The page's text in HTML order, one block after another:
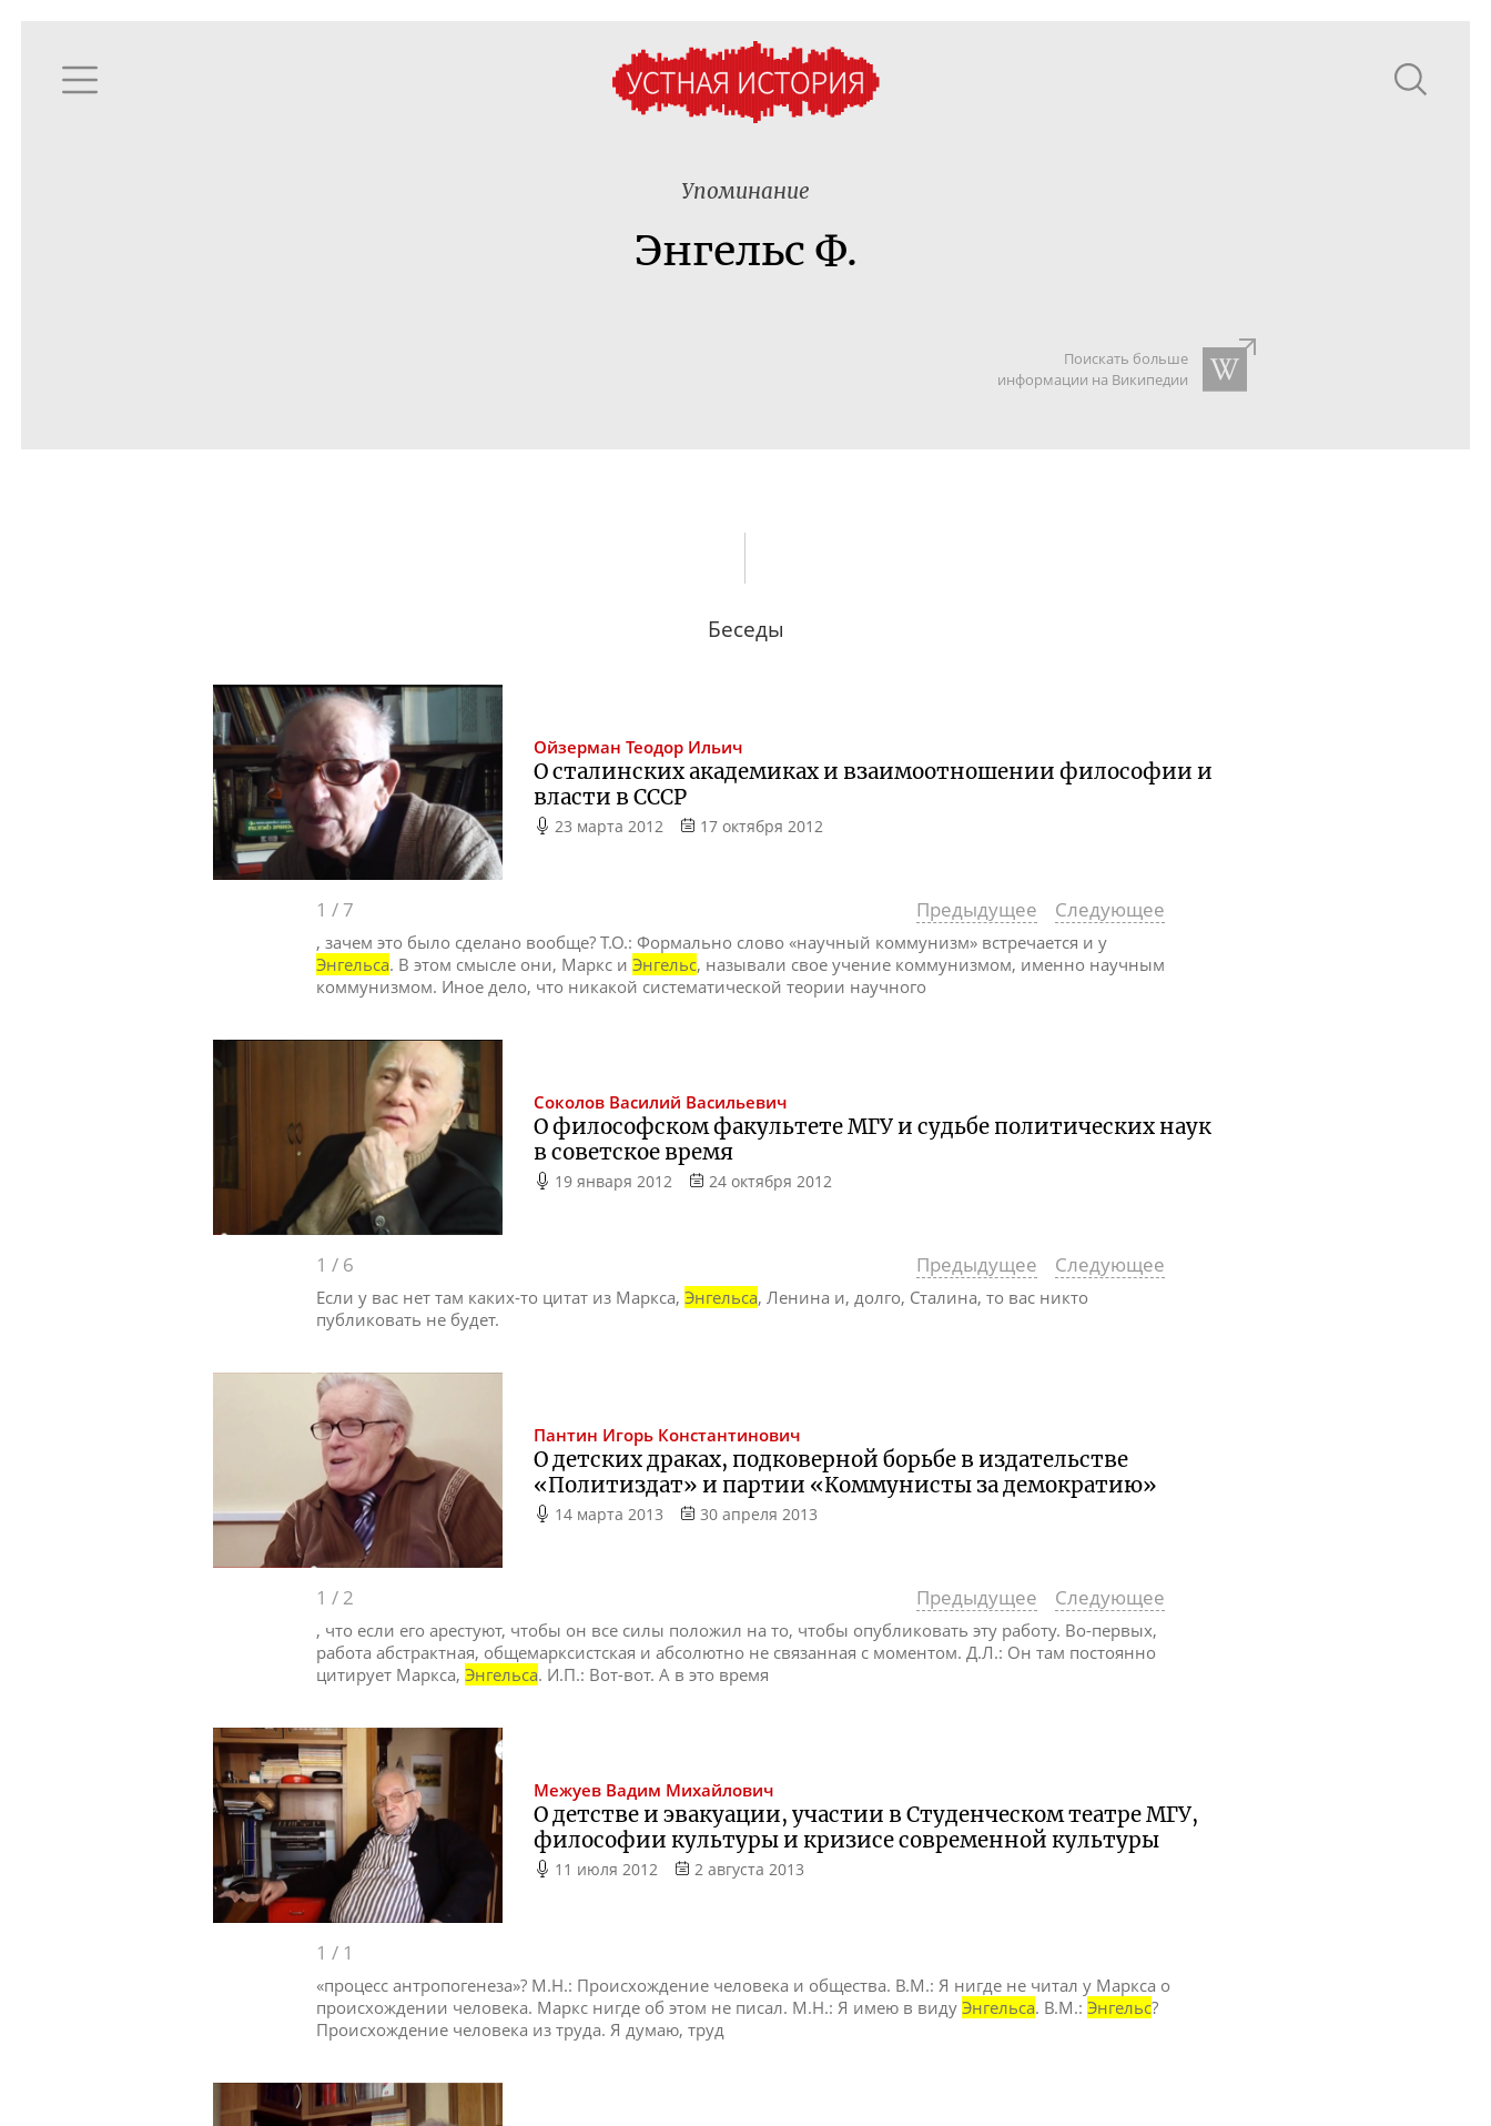
Упоминание
Энгельс Ф.
Поискать больше
информации на Википедии
Беседы
Ойзерман Теодор Ильич
О сталинских академиках и взаимоотношении философии и
власти в СССР
23 марта 2012 17 октября 2012
1 / 7 Предыдущее Следующее
, зачем это было сделано вообще? Т.О.: Формально слово «научный коммунизм» встречается и у
Энгельса. В этом смысле они, Маркс иЭнгельс, называли свое учение коммунизмом, именно научным
коммунизмом. Иное дело, что никакой систематической теории научного
Соколов Василий Васильевич
О философском факультете МГУ и судьбе политических наук
в советское время
19 января 2012 24 октября 2012
1 / 6 Предыдущее Следующее
Если у вас нет там каких-то цитат из Маркса,Энгельса, Ленина и, долго, Сталина, то вас никто
публиковать не будет.
Пантин Игорь Константинович
О детских драках, подковерной борьбе в издательстве
«Политиздат» и партии «Коммунисты за демократию»
14 марта 2013 30 апреля 2013
1 / 2 Предыдущее Следующее
, что если его арестуют, чтобы он все силы положил на то, чтобы опубликовать эту работу. Во-первых,
работа абстрактная, общемарксистская и абсолютно не связанная с моментом. Д.Л.: Он там постоянно
цитирует Маркса,Энгельса. И.П.: Вот-вот. А в это время
Межуев Вадим Михайлович
О детстве и эвакуации, участии в Студенческом театре МГУ,
философии культуры и кризисе современной культуры
11 июля 2012 2 августа 2013
1 / 1
«процесс антропогенеза»? М.Н.: Происхождение человека и общества. В.М.: Я нигде не читал у Маркса о
происхождении человека. Маркс нигде об этом не писал. М.Н.: Я имею в видуЭнгельса. В.М.:Энгельс?
Происхождение человека из труда. Я думаю, труд